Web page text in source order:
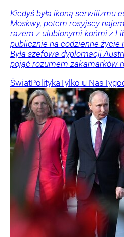
Kiedyś była ikoną serwilizmu
Moskwy, potem rosyjscy
razem z ulubionymi końmi z
publicznie na codzienne życie
Była szefowa dyplomacji
pojąć rozumem zakamarków
ŚwiatPolitykaTylko u Nas